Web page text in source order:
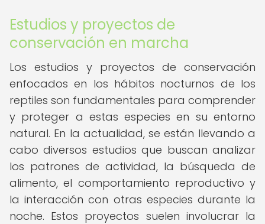
Estudios y proyectos de
conservación en marcha
Los estudios y proyectos de conservación
enfocados en los hábitos nocturnos de los
reptiles son fundamentales para comprender
y proteger a estas especies en su entorno
natural. En la actualidad, se están llevando a
cabo diversos estudios que buscan analizar
los patrones de actividad, la búsqueda de
alimento, el comportamiento reproductivo y
la interacción con otras especies durante la
noche. Estos proyectos suelen involucrar la